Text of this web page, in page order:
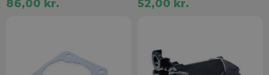
86,00 kr. 52,00 kr.